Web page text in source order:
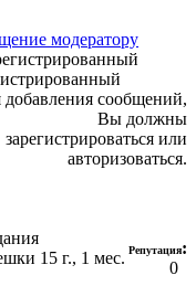
модератору
добавления сообщений,
Вы должны
зарегистрироваться или
авторизоваться.
15 г., 1 мес. Репутация:
0